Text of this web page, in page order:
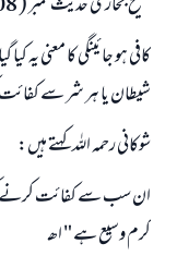
كافى ہو جائينگى كا معنى يہ
شيطان يا ہر شر سے كفائت
شوكانى رحمہ اللہ كہتے ہيں:
ان سب سے كفائت كرنے كى
كرم وسيع ہے " اھـ